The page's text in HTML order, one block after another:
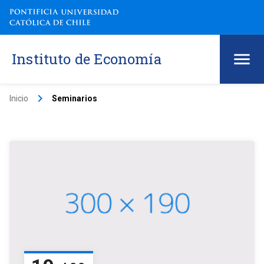
Instituto de Economía
Inicio keyboard_arrow_right Seminarios